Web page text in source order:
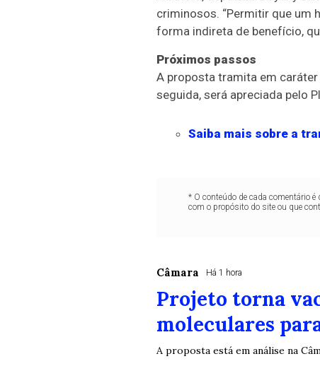
criminosos. “Permitir que um
forma indireta de benefício,
Próximos passos
A proposta tramita em
seguida, será apreciada pelo
Saiba mais sobre a
* O conteúdo de cada comentário
com o propósito do site ou que
Câmara Há 1 hora
Projeto torna
moleculares
A proposta está em análise na